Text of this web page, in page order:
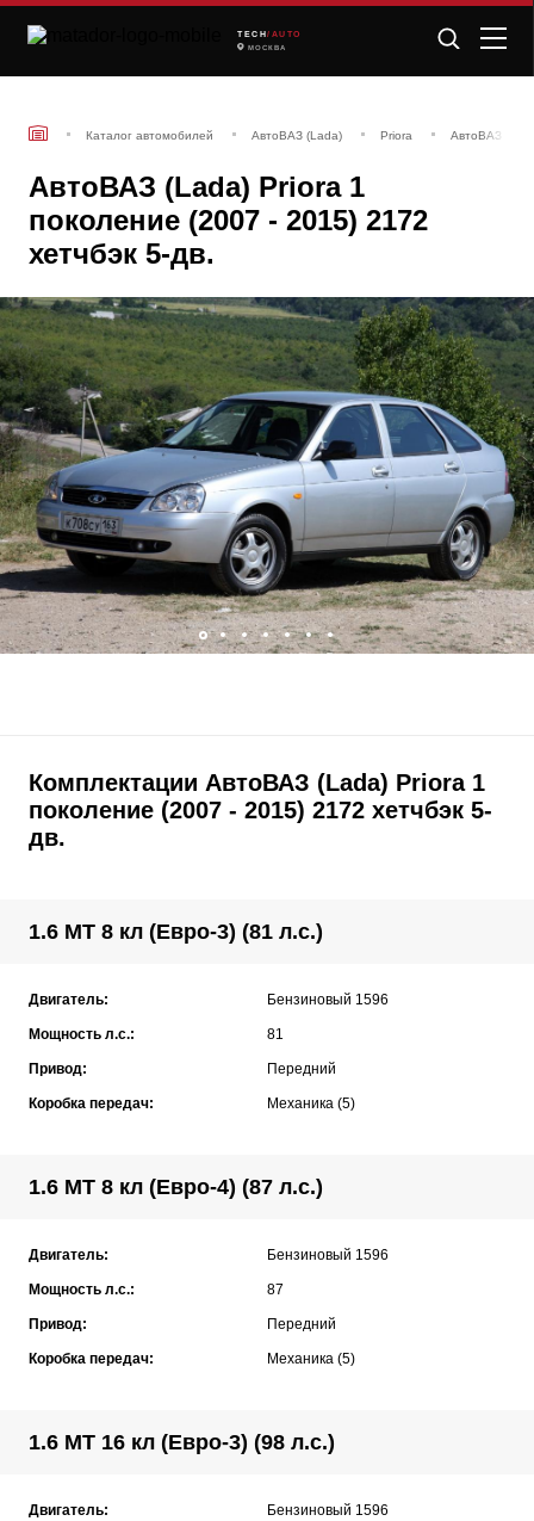
TECH /AUTO
МОСКВА
Каталог автомобилей АвтоВАЗ (Lada) Priora АвтоВАЗ
АвтоВАЗ (Lada) Priora 1
поколение (2007 - 2015) 2172
хетчбэк 5-дв.
Комплектации АвтоВАЗ (Lada) Priora 1
поколение (2007 - 2015) 2172 хетчбэк 5-
дв.
1.6 MT 8 кл (Евро-3) (81 л.с.)
Двигатель: Бензиновый 1596
Мощность л.с.: 81
Привод: Передний
Коробка передач: Механика (5)
1.6 MT 8 кл (Евро-4) (87 л.с.)
Двигатель: Бензиновый 1596
Мощность л.с.: 87
Привод: Передний
Коробка передач: Механика (5)
1.6 MT 16 кл (Евро-3) (98 л.с.)
Двигатель: Бензиновый 1596